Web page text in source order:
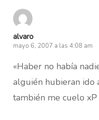
alvaro
mayo 6, 2007 a las 4:08 am
«Haber no había
alguién hubieran ido
también me cuelo xP